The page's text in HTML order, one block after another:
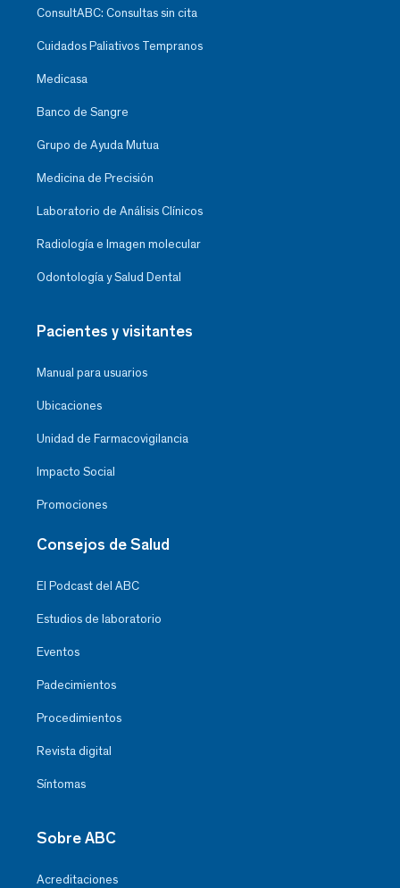
ConsultABC: Consultas sin cita
Cuidados Paliativos Tempranos
Medicasa
Banco de Sangre
Grupo de Ayuda Mutua
Medicina de Precisión
Laboratorio de Análisis Clínicos
Radiología e Imagen molecular
Odontología y Salud Dental
Pacientes y visitantes
Manual para usuarios
Ubicaciones
Unidad de Farmacovigilancia
Impacto Social
Promociones
Consejos de Salud
El Podcast del ABC
Estudios de laboratorio
Eventos
Padecimientos
Procedimientos
Revista digital
Síntomas
Sobre ABC
Acreditaciones